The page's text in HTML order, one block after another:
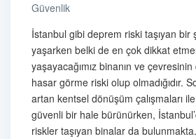
Güvenlik
İstanbul gibi deprem riski taşıyan bir
yaşarken belki de en çok dikkat
yaşayacağımız binanın ve
hasar görme riski olup olmadığıdır.
artan kentsel dönüşüm çalışmaları
güvenli bir hale bürünürken,
riskler taşıyan binalar da